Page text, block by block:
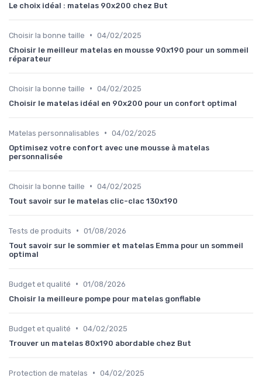
Le choix idéal : matelas 90x200 chez But
Choisir la bonne taille • 04/02/2025
Choisir le meilleur matelas en mousse 90x190 pour un sommeil
réparateur
Choisir la bonne taille • 04/02/2025
Choisir le matelas idéal en 90x200 pour un confort optimal
Matelas personnalisables • 04/02/2025
Optimisez votre confort avec une mousse à matelas
personnalisée
Choisir la bonne taille • 04/02/2025
Tout savoir sur le matelas clic-clac 130x190
Tests de produits • 01/08/2026
Tout savoir sur le sommier et matelas Emma pour un sommeil
optimal
Budget et qualité • 01/08/2026
Choisir la meilleure pompe pour matelas gonflable
Budget et qualité • 04/02/2025
Trouver un matelas 80x190 abordable chez But
Protection de matelas • 04/02/2025